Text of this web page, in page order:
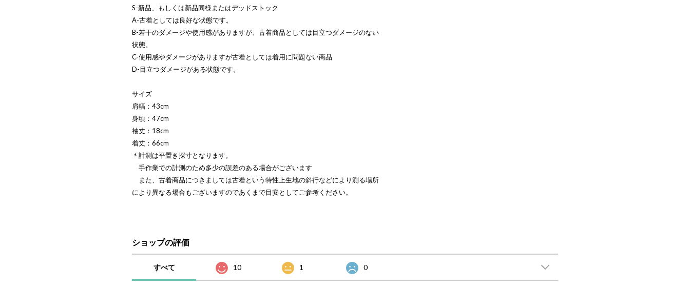
S-新品、もしくは新品同様またはデッドストック
A-古着としては良好な状態です。
B-若干のダメージや使用感がありますが、古着商品としては目立つダメージのない
状態。
C-使用感やダメージがありますが古着としては着用に問題ない商品
D-目立つダメージがある状態です。
サイズ
肩幅：43cm
身頃：47cm
袖丈：18cm
着丈：66cm
＊計測は平置き採寸となります。
手作業での計測のため多少の誤差のある場合がございます
また、古着商品につきましては古着という特性上生地の斜行などにより測る場所
により異なる場合もございますのであくまで目安としてご参考ください。
ショップの評価
すべて 10 1 0